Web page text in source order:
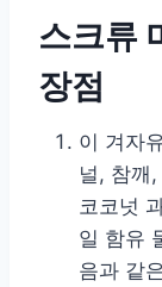
스크류
장점
이 겨자
널, 참깨
코코넛
일 함유
음과 같